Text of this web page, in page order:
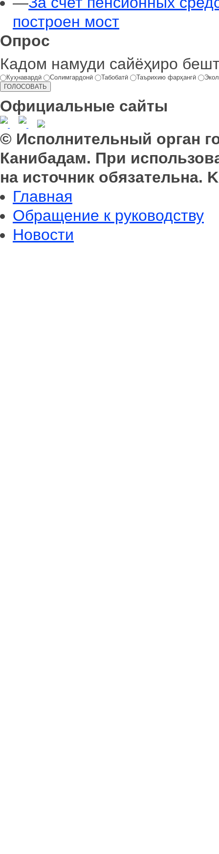
построен мост
Опрос
Кадом намуди сайёҳиро
Куҳнавардӣ Солимгардонӣ Табобатӣ Таърихию фарҳангӣ
Официальные сайты
© Исполнительный орган
Канибадам. При
на источник обязательна.
Главная
Обращение к руководству
Новости